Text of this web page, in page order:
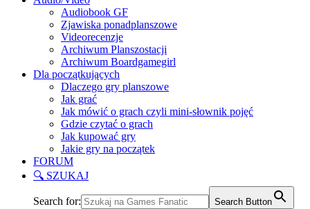
Audiobook GF
Zjawiska ponadplanszowe
Videorecenzje
Archiwum Planszostacji
Archiwum Boardgamegirl
Dla początkujących
Dlaczego gry planszowe
Jak grać
Jak mówić o grach czyli mini-słownik pojęć
Gdzie czytać o grach
Jak kupować gry
Jakie gry na początek
FORUM
🔍 SZUKAJ
Search for: Search Button